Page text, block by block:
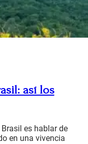
así los
es hablar de
en una vivencia